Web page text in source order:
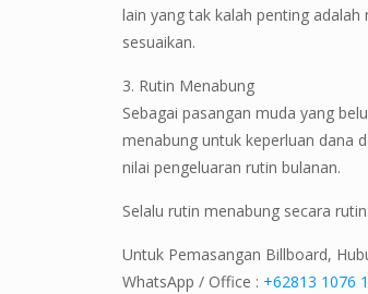
lain yang tak kalah penting
sesuaikan.
3. Rutin Menabung
Sebagai pasangan muda yang
menabung untuk keperluan dana
nilai pengeluaran rutin bulanan.
Selalu rutin menabung secara
Untuk Pemasangan Billboard,
WhatsApp / Office : +62813 1076